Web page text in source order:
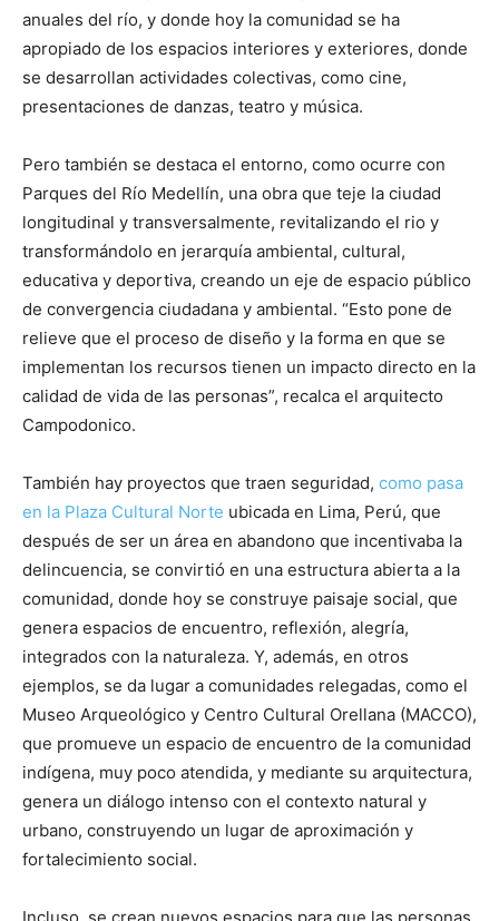
anuales del río, y donde hoy la comunidad se ha
apropiado de los espacios interiores y exteriores, donde
se desarrollan actividades colectivas, como cine,
presentaciones de danzas, teatro y música.
Pero también se destaca el entorno, como ocurre con
Parques del Río Medellín, una obra que teje la ciudad
longitudinal y transversalmente, revitalizando el rio y
transformándolo en jerarquía ambiental, cultural,
educativa y deportiva, creando un eje de espacio público
de convergencia ciudadana y ambiental. “Esto pone de
relieve que el proceso de diseño y la forma en que se
implementan los recursos tienen un impacto directo en la
calidad de vida de las personas”, recalca el arquitecto
Campodonico.
También hay proyectos que traen seguridad, como pasa
en la Plaza Cultural Norte ubicada en Lima, Perú, que
después de ser un área en abandono que incentivaba la
delincuencia, se convirtió en una estructura abierta a la
comunidad, donde hoy se construye paisaje social, que
genera espacios de encuentro, reflexión, alegría,
integrados con la naturaleza. Y, además, en otros
ejemplos, se da lugar a comunidades relegadas, como el
Museo Arqueológico y Centro Cultural Orellana (MACCO),
que promueve un espacio de encuentro de la comunidad
indígena, muy poco atendida, y mediante su arquitectura,
genera un diálogo intenso con el contexto natural y
urbano, construyendo un lugar de aproximación y
fortalecimiento social.